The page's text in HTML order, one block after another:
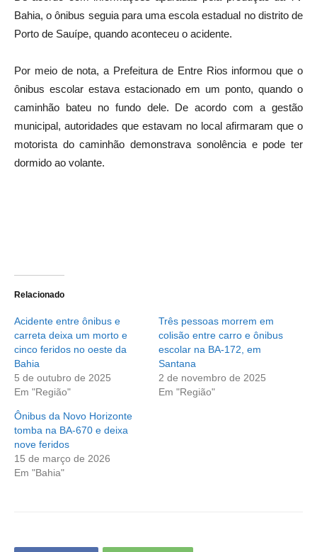
Bahia, o ônibus seguia para uma escola estadual no distrito de
Porto de Sauípe, quando aconteceu o acidente.
Por meio de nota, a Prefeitura de Entre Rios informou que o
ônibus escolar estava estacionado em um ponto, quando o
caminhão bateu no fundo dele. De acordo com a gestão
municipal, autoridades que estavam no local afirmaram que o
motorista do caminhão demonstrava sonolência e pode ter
dormido ao volante.
Relacionado
Acidente entre ônibus e
carreta deixa um morto e
cinco feridos no oeste da
Bahia
5 de outubro de 2025
Em "Região"
Três pessoas morrem em
colisão entre carro e ônibus
escolar na BA-172, em
Santana
2 de novembro de 2025
Em "Região"
Ônibus da Novo Horizonte
tomba na BA-670 e deixa
nove feridos
15 de março de 2026
Em "Bahia"